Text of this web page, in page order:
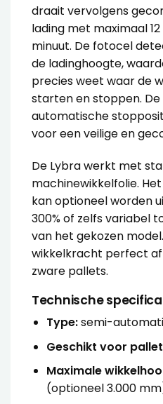
draait vervolgens
lading met maximaal
minuut. De fotocel
de ladinghoogte,
precies weet waar de
starten en stoppen.
automatische
voor een veilige en
De Lybra werkt met
machinewikkelfolie.
kan optioneel worden
300% of zelfs variabel
van het gekozen
wikkelkracht perfect
zware pallets.
Technische
Type:semi-
Geschikt voor
Maximale
(optioneel 3.000